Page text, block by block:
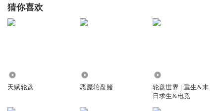
猜你喜欢
天赋轮盘 恶魔轮盘赌
轮盘世界 | 重生&末
日求生&电竞